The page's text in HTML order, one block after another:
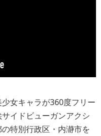
女キャラが360度フリー
イドビューガンアクシ
特別行政区・内瀞市を